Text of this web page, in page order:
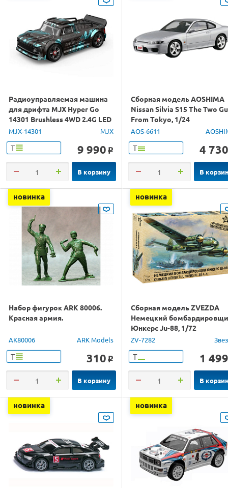
Радиоуправляемая машина
для дрифта MJX Hyper Go
14301 Brushless 4WD 2.4G LED
1/14 RTR
MJX-14301 MJX
Т 9 990 o
В корзину
Сборная модель AOSHIMA
Nissan Silvia S15 The Two
From Tokyo, 1/24
AOS-6611
Т 4 730
В
новинка
Набор фигурок ARK 80006.
Красная армия.
AK80006 ARK Models
Т 310 o
В корзину
новинка
Сборная модель ZVEZDA
Немецкий
Юнкерс Ju-88, 1/72
ZV-7282
Т 1 499
В
новинка новинка